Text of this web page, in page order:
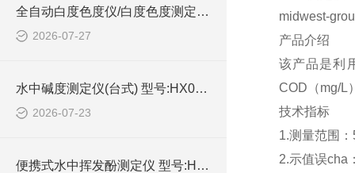
全自动白度色度仪/白度色度测定仪型号:ZB-A的简单介绍
2026-07-27
水中碱度测定仪(台式) 型号:HX03-TA-211库号：M414742的技术介绍
2026-07-23
便携式水中挥发酚测定仪 型号:HX03-PVP-301库号：M414647的技术介绍
midwest-
产品介绍
该产品是利
COD（mg/L
技术指标
1.测量范围
2.示值误cha